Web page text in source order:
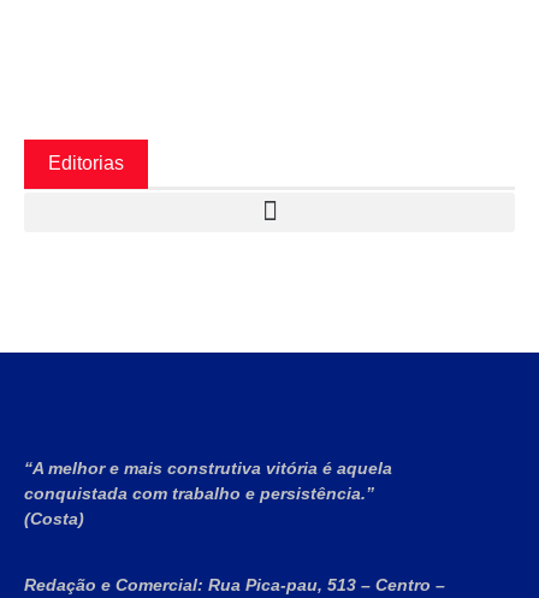
Editorias
“A melhor e mais construtiva vitória é aquela
conquistada com trabalho e persistência.”
(Costa)
Redação e Comercial: Rua Pica-pau, 513 – Centro –